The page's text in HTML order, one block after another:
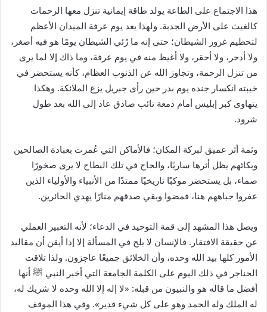
هذا الاجتماع على الطاعة يولد طاقة إيمانية تنزل معها الرحمات
كالغيث على الأرض الجدبة. ولهذا يعد يوم عرفة الميدان الأعظم
لتحطيم غرور الشيطان؛ حتى إنه ما رُئي الشيطان يومًا هو فيه أصغر،
ولا أدحر، ولا أحقر، ولا أغيظ منه في يوم عرفة، وما ذاك إلا لما يرى
من تنزل الرحمة، وتجاوز الله عن الذنوب العظام، كأنه يستحضر في
خيبته انكسار جنده يوم بدر حين رأى جبريل يزع الملائكة. وهكذا
يتهاوى كبر إبليس أمام دمعة تائب صادق عاد إلى الله بعد طول
شرود.
وثمة أثر عميق لبركة المكان؛ فالأماكن التي عُمرت بعبادة الصالحين
وبكائهم يظل أثرها ساريًا، والحاج في تلك البطاح لا يرى صخورًا
صماء، بل يستحضر موكبًا تاريخيًا ممتدًا من الأنبياء والأولياء الذين
عفروا جباههم هنا، فمضوا وبقي صدقهم منارًا يهدي الحائرين.
ويصل هذا المشهد إلى قمة التوحيد في الدعاء؛ لأنه التعبير العملي
عن حقيقة الافتقار. فالإنسان لا يلح في المسألة إلا إذا أيقن أن مقاليد
الأمور كلها بيد الله وحده، وأن الخلائق جميعًا عاجزون. ولذا تلاقت
الحناجر في ذلك اليوم على الكلمة الجامعة التي أخبر النبي ﷺ أنها
أفضل ما قاله هو والنبيون من قبله: «لا إله إلا الله وحده لا شريك له،
له الملك وله الحمد وهو على كل شيء قدير». وفي هذا الموقف